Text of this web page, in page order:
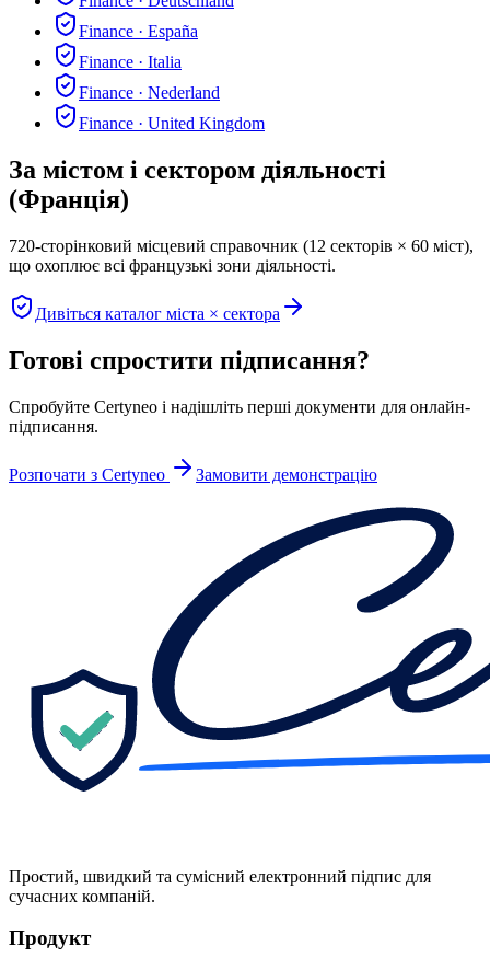
Finance · España
Finance · Italia
Finance · Nederland
Finance · United Kingdom
За містом і сектором діяльності
(Франція)
720-сторінковий місцевий справочник (12 секторів × 60 міст),
що охоплює всі французькі зони діяльності.
Дивіться каталог міста × сектора
Готові спростити підписання?
Спробуйте Certyneo і надішліть перші документи для онлайн-
підписання.
Розпочати з Certyneo Замовити демонстрацію
Простий, швидкий та сумісний електронний підпис для
сучасних компаній.
Продукт